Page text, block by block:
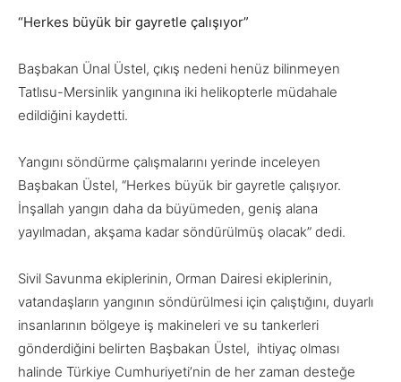
“Herkes büyük bir gayretle çalışıyor”
Başbakan Ünal Üstel, çıkış nedeni henüz bilinmeyen
Tatlısu-Mersinlik yangınına iki helikopterle müdahale
edildiğini kaydetti.
Yangını söndürme çalışmalarını yerinde inceleyen
Başbakan Üstel, “Herkes büyük bir gayretle çalışıyor.
İnşallah yangın daha da büyümeden, geniş alana
yayılmadan, akşama kadar söndürülmüş olacak” dedi.
Sivil Savunma ekiplerinin, Orman Dairesi ekiplerinin,
vatandaşların yangının söndürülmesi için çalıştığını, duyarlı
insanlarının bölgeye iş makineleri ve su tankerleri
gönderdiğini belirten Başbakan Üstel, ihtiyaç olması
halinde Türkiye Cumhuriyeti’nin de her zaman desteğe